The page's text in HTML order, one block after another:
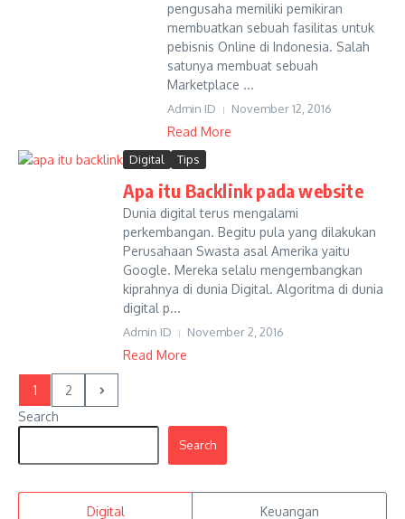
pengusaha memiliki pemikiran
membuatkan sebuah fasilitas untuk
pebisnis Online di Indonesia. Salah
satunya membuat sebuah
Marketplace ...
Admin ID November 12, 2016
Read More
Digital Tips
Apa itu Backlink pada website
Dunia digital terus mengalami
perkembangan. Begitu pula yang dilakukan
Perusahaan Swasta asal Amerika yaitu
Google. Mereka selalu mengembangkan
kiprahnya di dunia Digital. Algoritma di dunia
digital p...
Admin ID November 2, 2016
Read More
1
2
Search
Search
Digital Keuangan